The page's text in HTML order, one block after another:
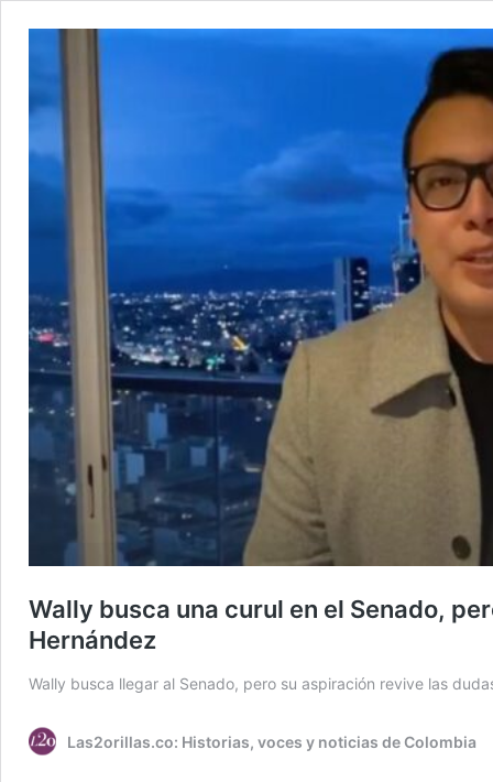
Wally busca una curul en el Senado,
Hernández
Wally busca llegar al Senado, pero su aspiración revive las
Las2orillas.co: Historias, voces y noticias de Colombia